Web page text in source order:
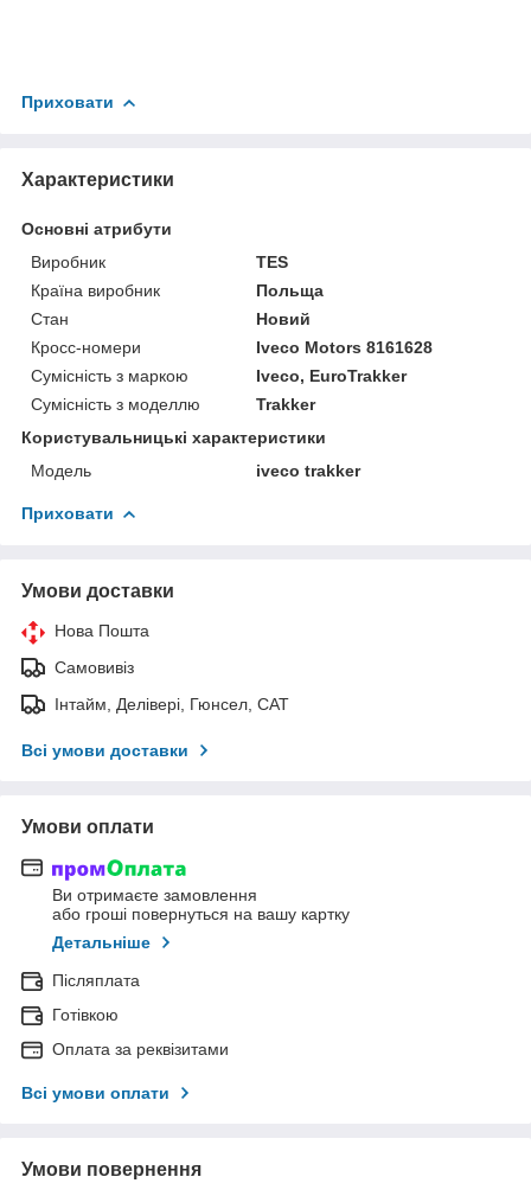
Приховати
Характеристики
Основні атрибути
Виробник
TES
Країна виробник
Польща
Стан
Новий
Кросс-номери
Iveco Motors 8161628
Сумісність з маркою
Iveco, EuroTrakker
Сумісність з моделлю
Trakker
Користувальницькі характеристики
Модель
iveco trakker
Приховати
Умови доставки
Нова Пошта
Самовивіз
Інтайм, Делівері, Гюнсел, САТ
Всі умови доставки
Умови оплати
Ви отримаєте замовлення
або гроші повернуться на вашу картку
Детальніше
Післяплата
Готівкою
Оплата за реквізитами
Всі умови оплати
Умови повернення